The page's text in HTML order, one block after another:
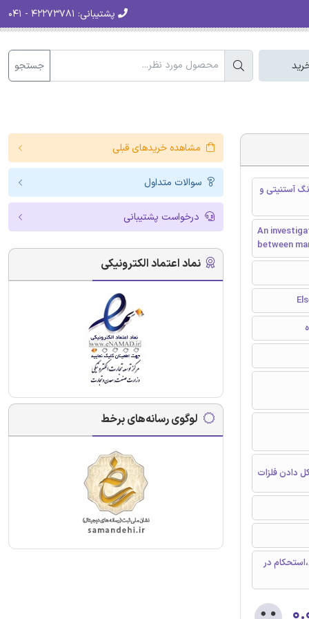
پشتیبانی:
جستجو
آستنیتی و
An
between
دادن فلزات
در
مشاهده خریدهای قبلی
سوالات متداول
درخواست پشتیبانی
نماد اعتماد الکترونیکی
لوگوی رسانه‌های برخط